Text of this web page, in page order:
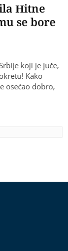
Hitne
se bore
koji je juče,
Kako
osećao dobro,